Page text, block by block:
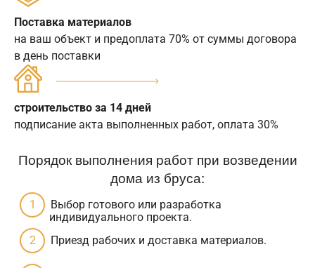
Поставка материалов
на ваш объект и предоплата 70% от суммы договора
в день поставки
строительство за 14 дней
подписание акта выполненных работ, оплата 30%
Порядок выполнения работ при возведении
дома из бруса:
Выбор готового или разработка
индивидуального проекта.
Приезд рабочих и доставка материалов.